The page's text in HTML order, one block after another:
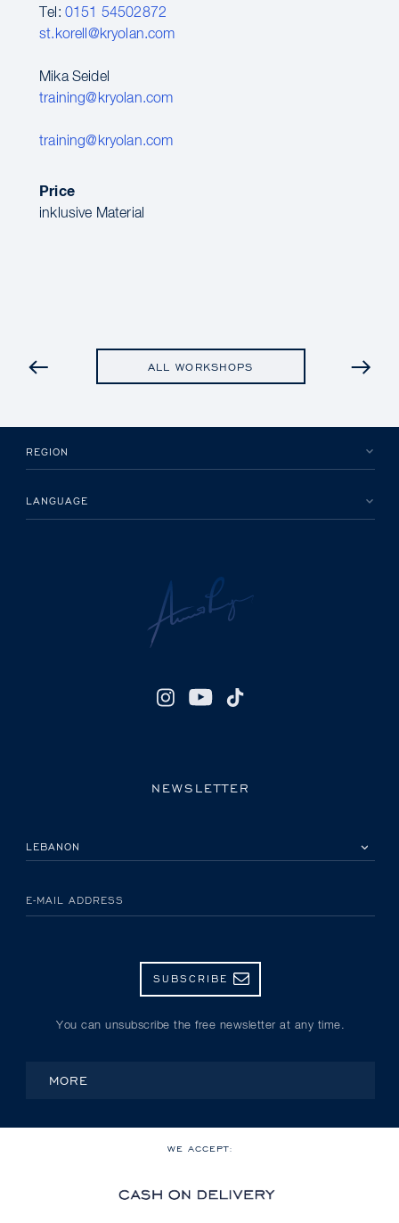
Tel: 0151 54502872
st.korell@kryolan.com
Mika Seidel
training@kryolan.com
training@kryolan.com
Price
inklusive Material
PREVIOUS
ALL WORKSHOPS
REGION
LANGUAGE
NEWSLETTER
E-MAIL ADDRESS
SUBSCRIBE
You can unsubscribe the free newsletter at any time.
MORE
WE ACCEPT: